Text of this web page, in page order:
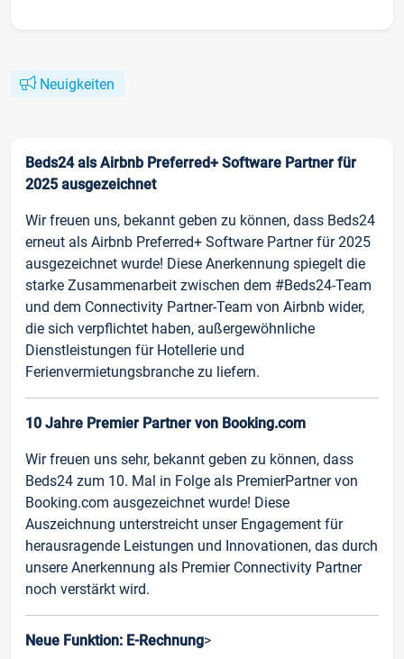
Neuigkeiten
Beds24 als Airbnb Preferred+ Software Partner für
2025 ausgezeichnet
Wir freuen uns, bekannt geben zu können, dass Beds24
erneut als Airbnb Preferred+ Software Partner für 2025
ausgezeichnet wurde! Diese Anerkennung spiegelt die
starke Zusammenarbeit zwischen dem #Beds24-Team
und dem Connectivity Partner-Team von Airbnb wider,
die sich verpflichtet haben, außergewöhnliche
Dienstleistungen für Hotellerie und
Ferienvermietungsbranche zu liefern.
10 Jahre Premier Partner von Booking.com
Wir freuen uns sehr, bekannt geben zu können, dass
Beds24 zum 10. Mal in Folge als PremierPartner von
Booking.com ausgezeichnet wurde! Diese
Auszeichnung unterstreicht unser Engagement für
herausragende Leistungen und Innovationen, das durch
unsere Anerkennung als Premier Connectivity Partner
noch verstärkt wird.
Neue Funktion: E-Rechnung>